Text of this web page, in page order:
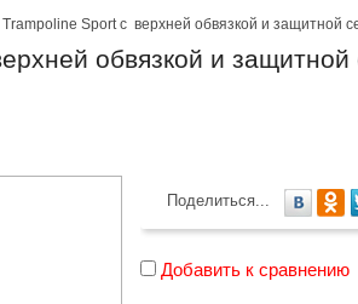
Trampoline Sport с  верхней обвязкой и защитной
обвязкой и защитной
Поделиться...
Добавить к сравнению